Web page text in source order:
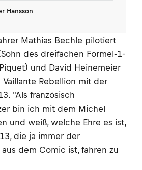
Hansson
Mathias Bechle pilotiert
des dreifachen Formel-1-
und David Heinemeier
Rebellion mit der
"Als französisch
bin ich mit dem Michel
und weiß, welche Ehre es ist,
die ja immer der
dem Comic ist, fahren zu